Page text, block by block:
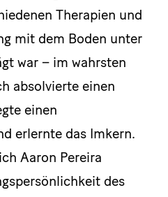
Therapien und
mit dem Boden unter
war – im wahrsten
absolvierte einen
einen
erlernte das Imkern.
Aaron Pereira
des